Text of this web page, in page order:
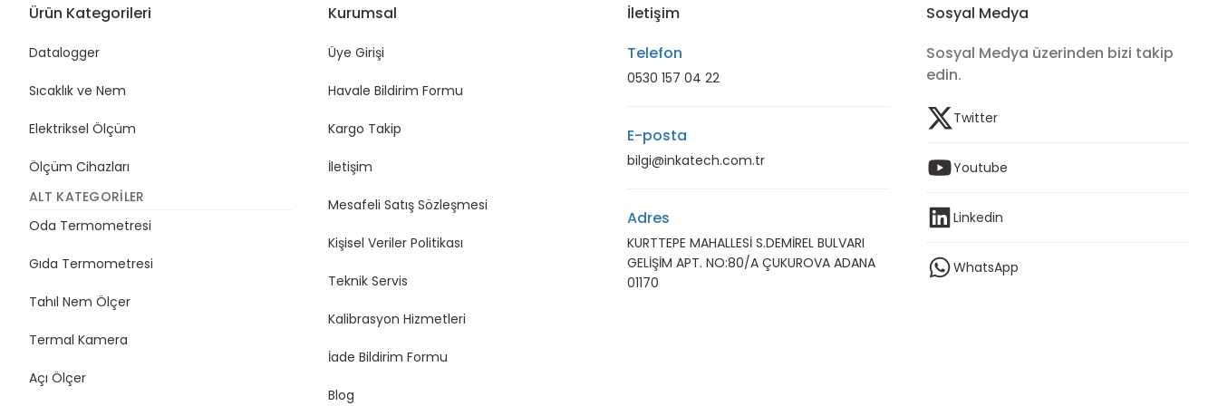
Ürün Kategorileri
Datalogger
Sıcaklık ve Nem
Elektriksel Ölçüm
Ölçüm Cihazları
ALT KATEGORILER
Oda Termometresi
Gıda Termometresi
Tahıl Nem Ölçer
Termal Kamera
Açı Ölçer
Kurumsal
Üye Girişi
Havale Bildirim Formu
Kargo Takip
İletişim
Mesafeli Satış Sözleşmesi
Kişisel Veriler Politikası
Teknik Servis
Kalibrasyon Hizmetleri
İade Bildirim Formu
Blog
İletişim
Telefon
0530 157 04 22
E-posta
bilgi@inkatech.com.tr
Adres
KURTTEPE MAHALLESİ S.DEMİREL BULVARI
GELİŞİM APT. NO:80/A ÇUKUROVA ADANA
01170
Sosyal Medya
Sosyal Medya üzerinden bizi takip
edin.
Twitter
Youtube
Linkedin
WhatsApp